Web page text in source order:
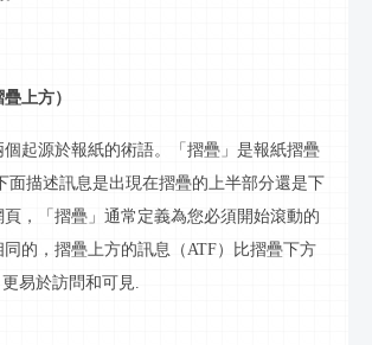
上方）
起源於報紙的術語。「摺疊」是報紙摺疊
面描述訊息是出現在摺疊的上半部分還是下
，「摺疊」通常定義為您必須開始滾動的
的，摺疊上方的訊息 （ATF）比摺疊下方
易於訪問和可見.